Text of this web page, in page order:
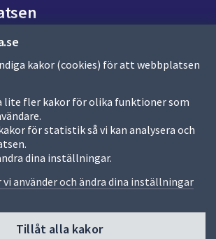
kakor (cookies) för att webbplatsen
lite fler kakor för olika funktioner som
för statistik så vi kan analysera och
dina inställningar.
vi använder och ändra dina inställningar
Tillåt alla kakor
och diarium
Fler sätt att följa oss